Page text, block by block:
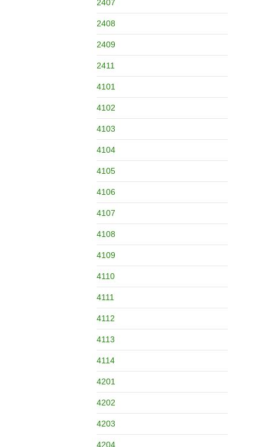
2407
2408
2409
2411
4101
4102
4103
4104
4105
4106
4107
4108
4109
4110
4111
4112
4113
4114
4201
4202
4203
4204